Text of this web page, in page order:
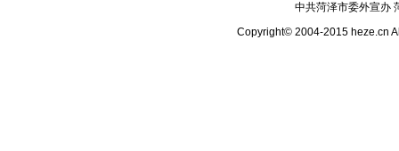
中共菏泽市委外宣办
Copyright© 2004-2015 heze.cn